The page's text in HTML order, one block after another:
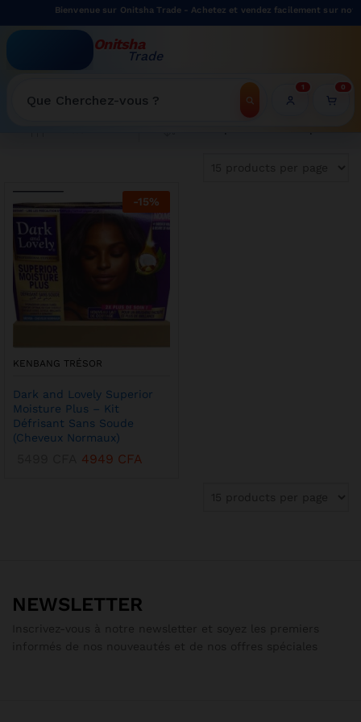
Bienvenue sur Onitsha Trade - Achetez et vendez facilement sur
Onitsha
Trade
Recherche
1 0
WELCOME TO ONITSHATRADE ONLINE SHOP
-15%
KENBANG TRÉSOR
Dark and Lovely Superior
Moisture Plus – Kit
Défrisant Sans Soude
(Cheveux Normaux)
4949 CFA
NEWSLETTER